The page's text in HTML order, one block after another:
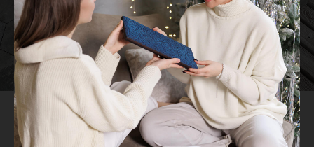
Любимый трек позволит сконцентрироваться и
настроиться на практику